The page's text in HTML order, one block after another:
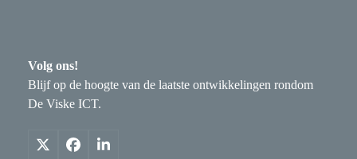
Volg ons!
Blijf op de hoogte van de laatste ontwikkelingen rondom
De Viske ICT.
X FacebookLinkedIn